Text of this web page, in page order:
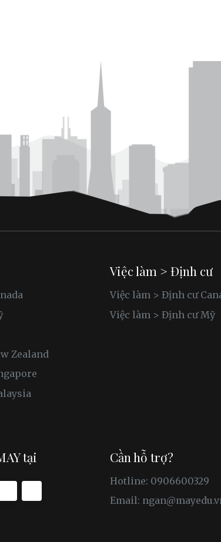
Zealand
Việc làm > Định cư
Việc làm > Định cư
Việc làm > Định cư Mỹ
tại Cần hỗ trợ?
Hotline: 0906600329
Email: